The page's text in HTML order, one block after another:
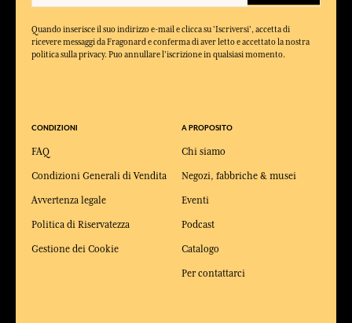
Quando inserisce il suo indirizzo e-mail e clicca su 'Iscriversi', accetta di
ricevere messaggi da Fragonard e conferma di aver letto e accettato la nostra
politica sulla privacy. Puo annullare l'iscrizione in qualsiasi momento.
CONDIZIONI
FAQ
Condizioni Generali di Vendita
Avvertenza legale
Politica di Riservatezza
Gestione dei Cookie
A PROPOSITO
Chi siamo
Negozi, fabbriche & musei
Eventi
Podcast
Catalogo
Per contattarci